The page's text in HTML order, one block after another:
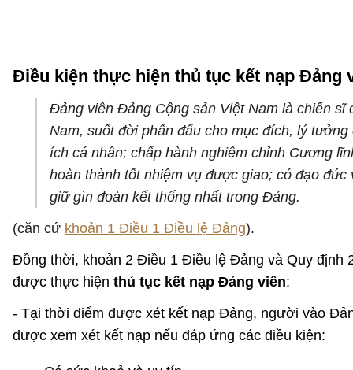
Điều kiện thực hiện thủ tục kết nạp Đảng
Đảng viên Đảng Cộng sản Việt Nam là chiến sĩ
Nam, suốt đời phấn đấu cho mục đích, lý
ích cá nhân; chấp hành nghiêm chỉnh Cương
hoàn thành tốt nhiệm vụ được giao; có đạo
giữ gìn đoàn kết thống nhất trong Đảng.
(căn cứ khoản 1 Điều 1 Điều lệ Đảng).
Đồng thời, khoản 2 Điều 1 Điều lệ Đảng và Quy định
được thực hiện thủ tục kết nạp Đảng viên:
- Tại thời điểm được xét kết nạp Đảng, người vào
được xem xét kết nạp nếu đáp ứng các điều kiện: